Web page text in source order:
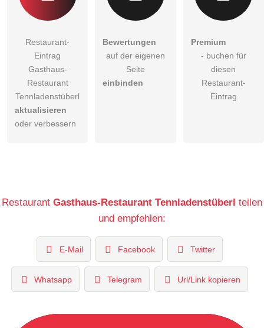
Restaurant-
Eintrag
Gasthaus-
Restaurant
Tennladenstüberl
aktualisieren
oder verbessern
Bewertungen
auf der eigenen
Seite
einbinden
Premium
- buchen für
diesen
Restaurant-
Eintrag
Restaurant Gasthaus-Restaurant Tennladenstüberl teilen
und empfehlen:
E-Mail Facebook Twitter
Whatsapp Telegram Url/Link kopieren